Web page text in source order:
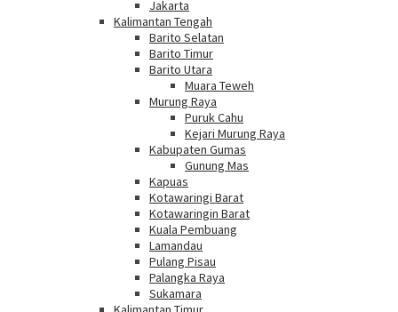
Jakarta
Kalimantan Tengah
Barito Selatan
Barito Timur
Barito Utara
Muara Teweh
Murung Raya
Puruk Cahu
Kejari Murung Raya
Kabupaten Gumas
Gunung Mas
Kapuas
Kotawaringi Barat
Kotawaringin Barat
Kuala Pembuang
Lamandau
Pulang Pisau
Palangka Raya
Sukamara